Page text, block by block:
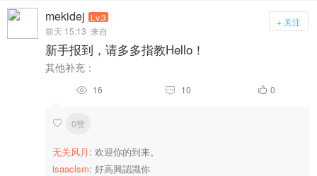
mekidej Lv.3
前天 15:13 来自
+ 关注
新手报到，请多多指教Hello！
其他补充：
 16  10  0
 0赞
无关风月 : 欢迎你的到来。
isaaclsm: 好高興認識你